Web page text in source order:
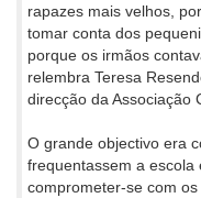
rapazes mais velhos,
tomar conta dos
porque os irmãos
relembra Teresa
direcção da Associação
O grande objectivo era
frequentassem a escola
comprometer-se com